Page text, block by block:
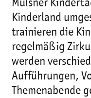
Mülsner
Kinderland
trainieren die
regelmäßig
werden
Aufführungen,
Themenabende